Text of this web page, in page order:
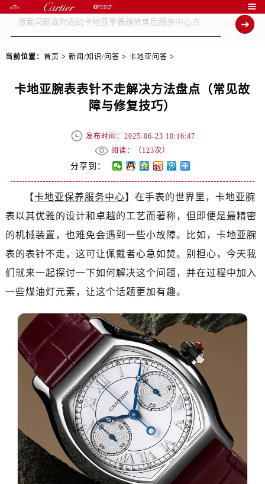

当前位置： 首页 > 新闻/知识/问答 > 卡地亚问答 >
卡地亚腕表表针不走解决方法盘点（常见故
障与修复技巧）
发布时间：2025-06-23 10:16:47
阅读：（123次）
分享到：
【卡地亚保养服务中心】在手表的世界里，卡地亚腕
表以其优雅的设计和卓越的工艺而著称，但即便是最精密
的机械装置，也难免会遇到一些小故障。比如，卡地亚腕
表的表针不走，这可让佩戴者心急如焚。别担心，今天我
们就来一起探讨一下如何解决这个问题，并在过程中加入
一些煤油灯元素，让这个话题更加有趣。